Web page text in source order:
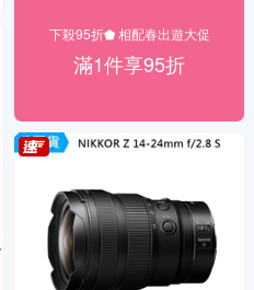
下殺95折⬟ 相配春出遊大促
滿1件享95折